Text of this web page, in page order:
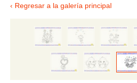
‹ Regresar a la galería principal